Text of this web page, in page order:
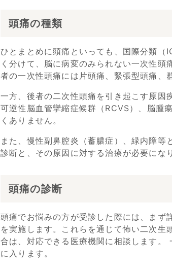
頭痛の種類
ひとまとめに頭痛といっても、国際分類
く分けて、脳に病変のみられない一次性
者の一次性頭痛には片頭痛、緊張型頭痛、
一方、後者の二次性頭痛を引き起こす原因
可逆性脳血管攣縮症候群（RCVS）、脳腫
くありません。
また、慢性副鼻腔炎（蓄膿症）、緑内障
診断と、その原因に対する治療が必要にな
頭痛の診断
頭痛でお悩みの方が受診した際には、まず
を実施します。これらを通じて怖い二次
合は、対応できる医療機関に相談します。
に入ります。